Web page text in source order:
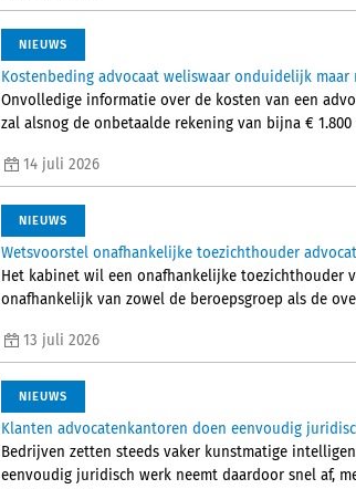
NIEUWS
Kostenbeding advocaat weliswaar onduidelijk
Onvolledige informatie over de kosten van een
zal alsnog de onbetaalde rekening van bijna €
14 juli 2026
NIEUWS
Wetsvoorstel onafhankelijke toezichthouder
Het kabinet wil een onafhankelijke toezichthouder
onafhankelijk van zowel de beroepsgroep als de
13 juli 2026
NIEUWS
Klanten advocatenkantoren doen eenvoudig
Bedrijven zetten steeds vaker kunstmatige
eenvoudig juridisch werk neemt daardoor snel af,